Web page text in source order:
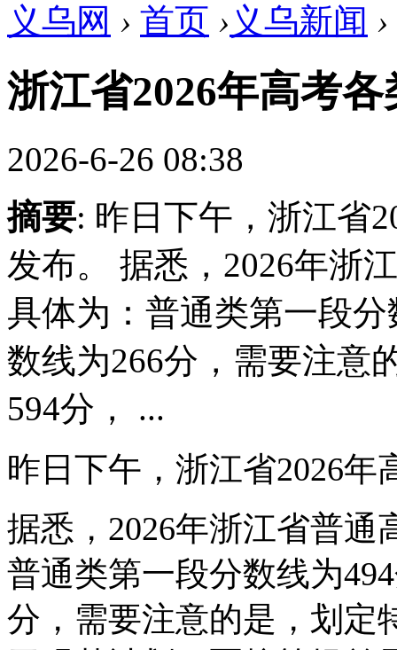
义乌网 › 首页 › 义乌新闻 ›
浙江省2026年高考
2026-6-26 08:38
摘要: 昨日下午，浙江省
发布。 据悉，2026年浙
具体为：普通类第一段
数线为266分，需要注意
594分， ...
昨日下午，浙江省2026
据悉，2026年浙江省普
普通类第一段分数线为
分，需要注意的是，划定